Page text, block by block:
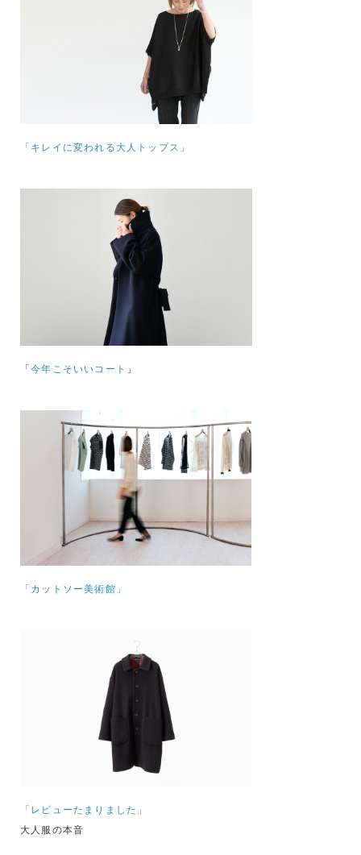
「キレイに変われる大人トップス」
「今年こそいいコート 」
「カットソー美術館」
「レビューたまりました」
大人服の本音